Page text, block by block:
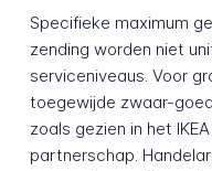
Specifieke maximum
zending worden niet
serviceniveaus. Voor
toegewijde zwaar-
zoals gezien in het
partnerschap.